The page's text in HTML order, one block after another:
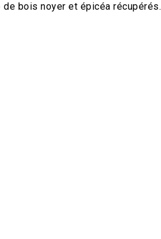
de bois noyer et épicéa récupérés.